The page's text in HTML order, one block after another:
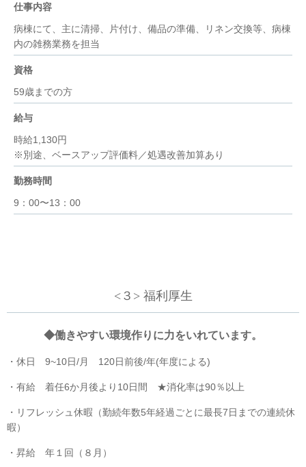
仕事内容
病棟にて、主に清掃、片付け、備品の準備、リネン交換等、病棟
内の雑務業務を担当
資格
59歳までの方
給与
時給1,130円
※別途、ベースアップ評価料／処遇改善加算あり
勤務時間
9：00〜13：00
<３> 福利厚生
◆働きやすい環境作りに力をいれています。
・休日 9~10日/月 120日前後/年(年度による)
・有給 着任6か月後より10日間 ★消化率は90％以上
・リフレッシュ休暇（勤続年数5年経過ごとに最長7日までの連続休
暇）
・昇給 年１回（８月）